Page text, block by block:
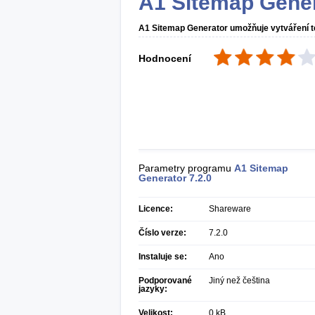
A1 Sitemap Generator umožňuje vytváření
Hodnocení
Parametry programu A1 Sitemap
Generator 7.2.0
Licence: Shareware
Číslo verze: 7.2.0
Instaluje se: Ano
Podporované
jazyky:
Jiný než čeština
Velikost: 0 kB